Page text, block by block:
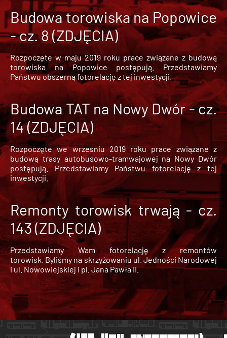
Budowa torowiska na Popowice
- cz. 8 (ZDJĘCIA)
Rozpoczęte w maju 2019 roku prace związane z budową
torowiska na Popowice
postępują. Przedstawiamy
Państwu obszerną fotorelację z tej inwestycji.
Budowa TAT na Nowy Dwór - cz.
14 (ZDJĘCIA)
Rozpoczęte we wrześniu 2019 roku prace związane z
budową trasy autobusowo-tramwajowej na Nowy Dwór
postępują. Przedstawiamy Państwu fotorelację z tej
inwestycji.
Remonty torowisk trwają - cz.
143 (ZDJĘCIA)
Przedstawiamy Wam fotorelację z remontów
torowisk. Byliśmy na skrzyżowaniu ul. Jedności Narodowej
i ul. Nowowiejskiej i pl. Jana Pawła II.